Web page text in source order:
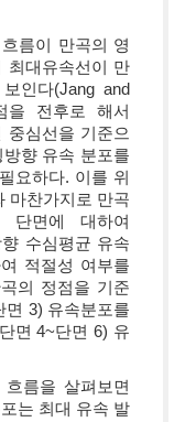
름이 만곡의 영
최대유속선이 만
인다(Jang and
을 전후로 해서
중심선을 기준으
향 유속 분포를
요하다. 이를 위
마찬가지로 만곡
면에 대하여
수심평균 유속
적절성 여부를
의 정점을 기준
면 3) 유속분포를
면 4~단면 6) 유
름을 살펴보면
는 최대 유속 발